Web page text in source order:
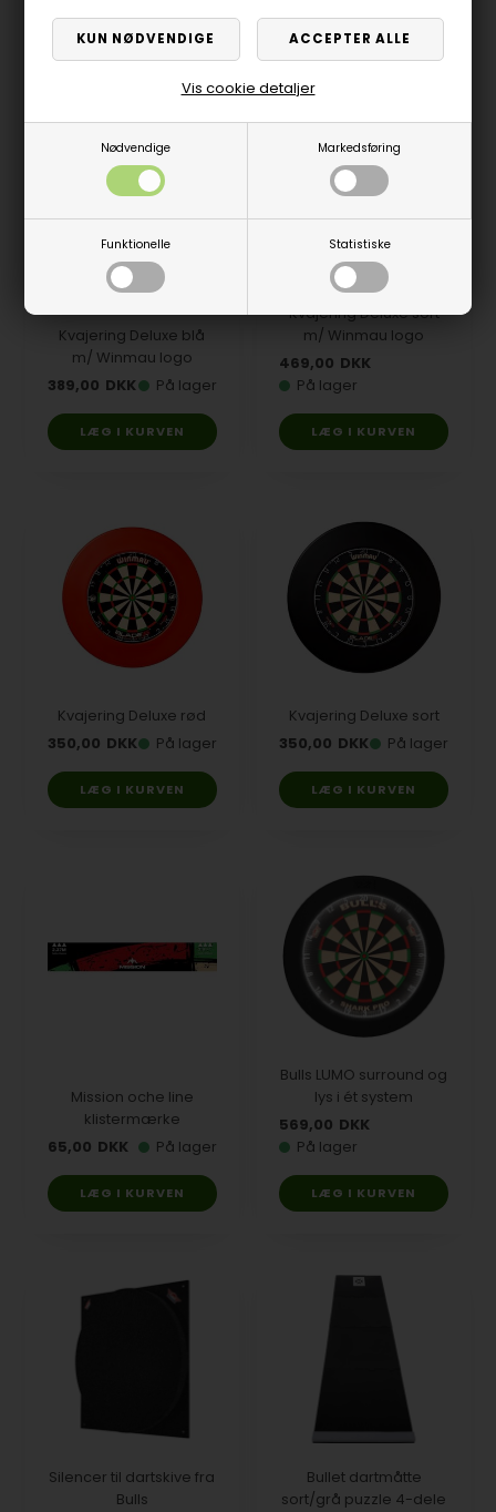
Nødvendige Markedsføring
Funktionelle Statistiske
Vis cookie detaljer
Kvajering Deluxe blå
m/ Winmau logo
389,00 DKK På lager
Kvajering Deluxe sort
m/ Winmau logo
469,00 DKK
På lager
Kvajering Deluxe rød
350,00 DKK På lager
Kvajering Deluxe sort
350,00 DKK På lager
Mission oche line
klistermærke
65,00 DKK På lager
Bulls LUMO surround og
lys i ét system
569,00 DKK
På lager
Silencer til dartskive fra
Bulls
Bullet dartmåtte
sort/grå puzzle 4-dele